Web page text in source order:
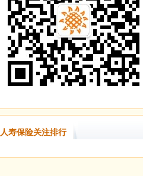
人寿保险关注排行